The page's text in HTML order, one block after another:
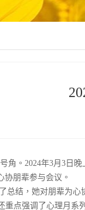
角。 2024年3月3 日晚
朋辈参与会议。
总结，她对朋辈为
点强调了心理月